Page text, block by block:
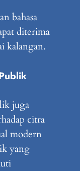
bahasa
diterima
kalangan.
juga
citra
modern
yang